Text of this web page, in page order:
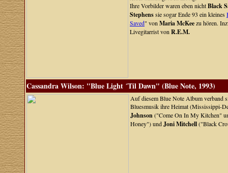
Ihre Vorbilder waren eben nichtBlack
Stephenssie sogar Ende 93 ein kleines
Saved" von Maria McKeezu hören.
Livegitarrist von R.E.M.
Cassandra Wilson: "Blue Light ´Til Dawn" (Blue Note, 1993)
Auf diesem Blue Note Album verband
Bluesmusik ihre Heimat (Mississippi-
Johnson("Come On In My Kitchen"
Honey") undJoni Mitchell("Black